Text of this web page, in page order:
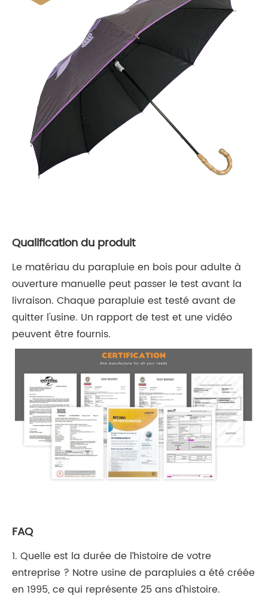
Qualification du produit
Le matériau du parapluie en bois pour adulte à
ouverture manuelle peut passer le test avant la
livraison. Chaque parapluie est testé avant de
quitter l'usine. Un rapport de test et une vidéo
peuvent être fournis.
FAQ
1. Quelle est la durée de l’histoire de votre
entreprise ? Notre usine de parapluies a été créée
en 1995, ce qui représente 25 ans d'histoire.